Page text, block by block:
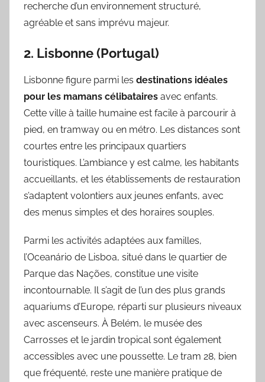
recherche d’un environnement structuré,
agréable et sans imprévu majeur.
2. Lisbonne (Portugal)
Lisbonne figure parmi les destinations idéales
pour les mamans célibataires avec enfants.
Cette ville à taille humaine est facile à parcourir à
pied, en tramway ou en métro. Les distances sont
courtes entre les principaux quartiers
touristiques. L’ambiance y est calme, les habitants
accueillants, et les établissements de restauration
s’adaptent volontiers aux jeunes enfants, avec
des menus simples et des horaires souples.
Parmi les activités adaptées aux familles,
l’Oceanário de Lisboa, situé dans le quartier de
Parque das Nações, constitue une visite
incontournable. Il s’agit de l’un des plus grands
aquariums d’Europe, réparti sur plusieurs niveaux
avec ascenseurs. À Belém, le musée des
Carrosses et le jardin tropical sont également
accessibles avec une poussette. Le tram 28, bien
que fréquenté, reste une manière pratique de